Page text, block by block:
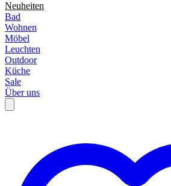
Neuheiten
Bad
Wohnen
Möbel
Leuchten
Outdoor
Küche
Sale
Über uns